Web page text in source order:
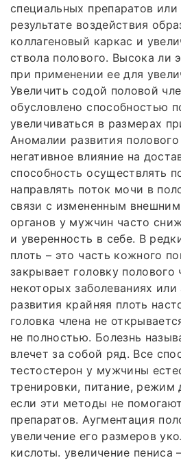
специальных препаратов
результате воздействия
коллагеновый каркас и
ствола полового. Высока ли
при применении ее для
Увеличить содой половой
обусловлено способностью
увеличиваться в размерах
Аномалии развития
негативное влияние на
способность осуществлять
направлять поток мочи в
связи с измененным
органов у мужчин часто
и уверенность в себе. В
плоть – это часть кожного
закрывает головку полового
некоторых заболеваниях
развития крайняя плоть
головка члена не
не полностью. Болезнь
влечет за собой ряд. Все
тестостерон у мужчины
тренировки, питание, режим
если эти методы не
препаратов. Аугментация
увеличение его размеров
кислоты. увеличение пениса